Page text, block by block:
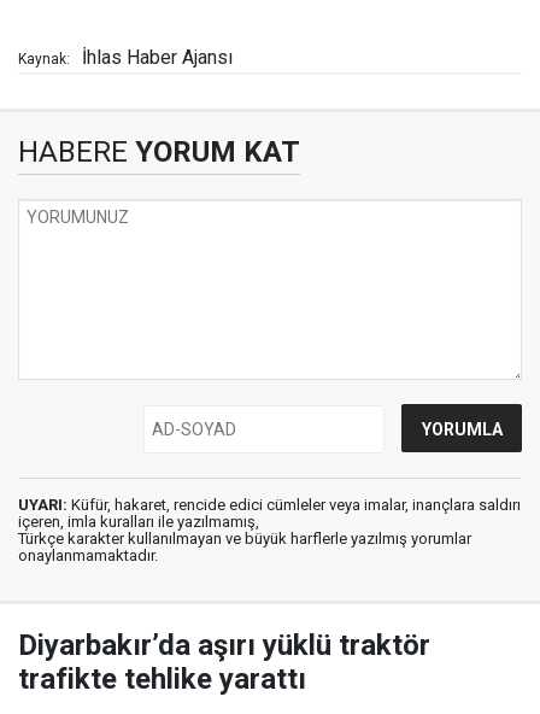
Kaynak: İhlas Haber Ajansı
HABERE YORUM KAT
UYARI: Küfür, hakaret, rencide edici cümleler veya imalar, inançlara saldırı
içeren, imla kuralları ile yazılmamış,
Türkçe karakter kullanılmayan ve büyük harflerle yazılmış yorumlar
onaylanmamaktadır.
Diyarbakır’da aşırı yüklü traktör
trafikte tehlike yarattı